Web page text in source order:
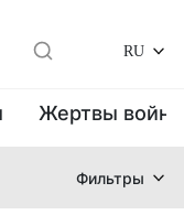
RU
Жертвы
Фильтры